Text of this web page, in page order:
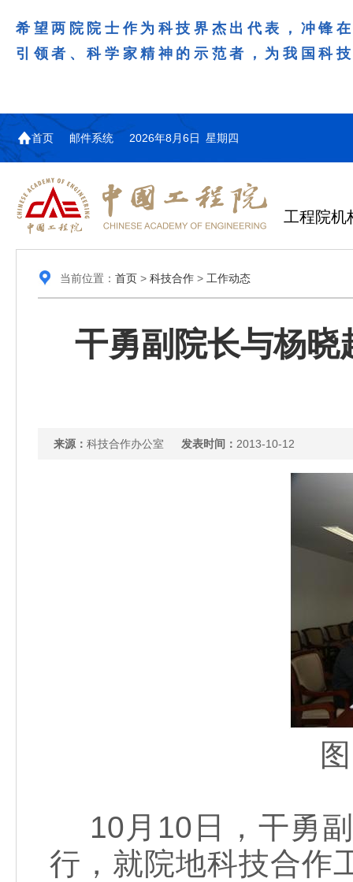
希望两院院士作为科技界杰出代表，冲锋
引领者、科学家精神的示范者，为我国科
首页 邮件系统 2026年8月6日 星期四
工程院机
当前位置： 首页> 科技合作> 工作动态
干勇副院长与杨晓
来源： 科技合作办公室 发表时间： 2013-10-12
图
10月10日，干勇副
行，就院地科技合作